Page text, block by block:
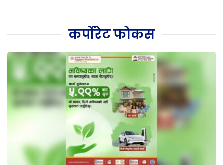
कर्पोरेट फोकस